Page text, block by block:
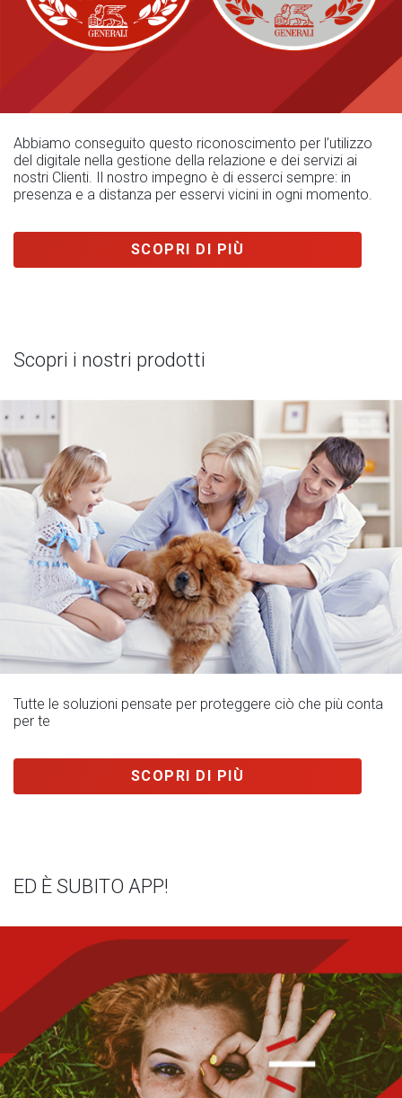
Abbiamo conseguito questo riconoscimento per l’utilizzo
del digitale nella gestione della relazione e dei servizi ai
nostri Clienti. Il nostro impegno è di esserci sempre: in
presenza e a distanza per esservi vicini in ogni momento.
SCOPRI DI PIÙ
Scopri i nostri prodotti
Tutte le soluzioni pensate per proteggere ciò che più conta
per te
SCOPRI DI PIÙ
ED È SUBITO APP!